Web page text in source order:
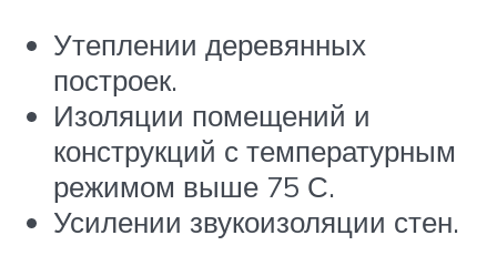
Утеплении деревянных
построек.
Изоляции помещений и
конструкций с температурным
режимом выше 75 С.
Усилении звукоизоляции стен.